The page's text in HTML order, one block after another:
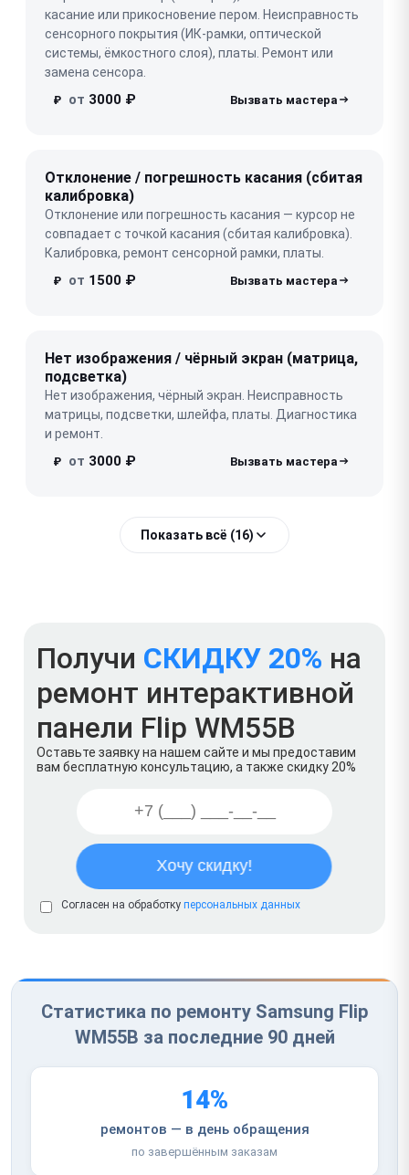
касание или прикосновение пером. Неисправность
сенсорного покрытия (ИК-рамки, оптической
системы, ёмкостного слоя), платы. Ремонт или
замена сенсора.
₽ от 3000 ₽
Отклонение / погрешность касания (сбитая
калибровка)
Отклонение или погрешность касания — курсор не
совпадает с точкой касания (сбитая калибровка).
Калибровка, ремонт сенсорной рамки, платы.
₽ от 1500 ₽
Нет изображения / чёрный экран (матрица,
подсветка)
Нет изображения, чёрный экран. Неисправность
матрицы, подсветки, шлейфа, платы. Диагностика
и ремонт.
₽ от 3000 ₽
Показать всё (16)
Получи СКИДКУ 20% на
ремонт интерактивной
панели Flip WM55B
Оставьте заявку на нашем сайте и мы предоставим
вам бесплатную консультацию, а также скидку 20%
Согласен на обработку персональных данных
Статистика по ремонту Samsung Flip
WM55B за последние 90 дней
14%
ремонтов — в день обращения
по завершённым заказам